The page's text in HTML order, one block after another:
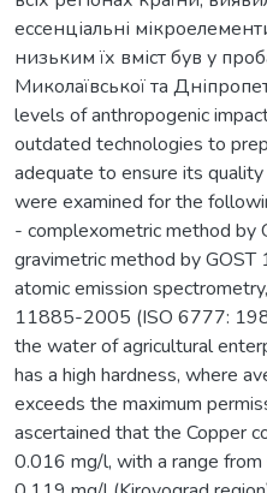
ессенціальні
низьким їх вміст був у
Миколаївської та
levels of anthropogenic
outdated technologies to
adequate to ensure its
were examined for the
- complexometric method
gravimetric method by
atomic emission
11885-2005 (ISO 6777:
the water of agricultural
has a high hardness, where
exceeds the maximum
ascertained that the Copper
0.016 mg/l, with a range